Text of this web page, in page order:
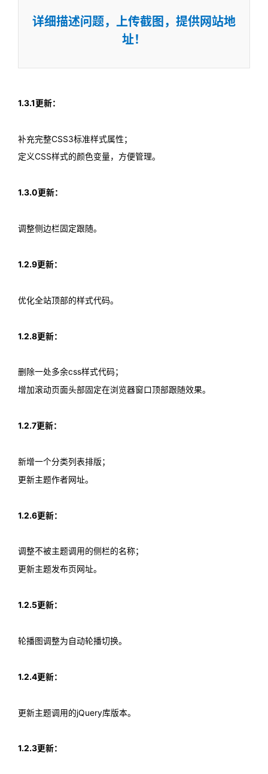
详细描述问题，上传截图，提供网站地
址！
1.3.1更新：
补充完整CSS3标准样式属性；
定义CSS样式的颜色变量，方便管理。
1.3.0更新：
调整侧边栏固定跟随。
1.2.9更新：
优化全站顶部的样式代码。
1.2.8更新：
删除一处多余css样式代码；
增加滚动页面头部固定在浏览器窗口顶部跟随效果。
1.2.7更新：
新增一个分类列表排版；
更新主题作者网址。
1.2.6更新：
调整不被主题调用的侧栏的名称；
更新主题发布页网址。
1.2.5更新：
轮播图调整为自动轮播切换。
1.2.4更新：
更新主题调用的jQuery库版本。
1.2.3更新：